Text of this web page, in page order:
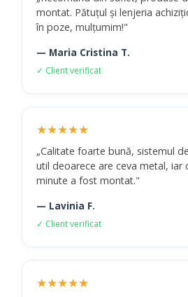
montat. Pătuțul și lenjeria
în poze, mulțumim!"
— Maria Cristina T.
✓ Client verificat
★★★★★
„Calitate foarte bună, sistemul
util deoarece are ceva metal, iar
minute a fost montat."
— Lavinia F.
✓ Client verificat
★★★★★